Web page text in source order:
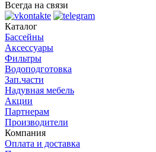
Всегда на связи
Каталог
Бассейны
Аксессуары
Фильтры
Водоподготовка
Зап.части
Надувная мебель
Акции
Партнерам
Производители
Компания
Оплата и доставка